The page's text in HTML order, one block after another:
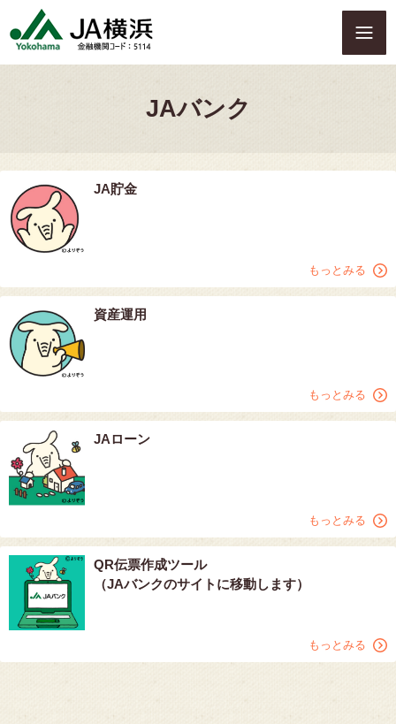
p
JAバンク
JA貯金
もっとみる
資産運用
もっとみる
JAローン
もっとみる
QR伝票作成ツール
（JAバンクのサイトに移動します）
もっとみる